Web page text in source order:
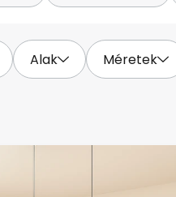
Alak Méretek